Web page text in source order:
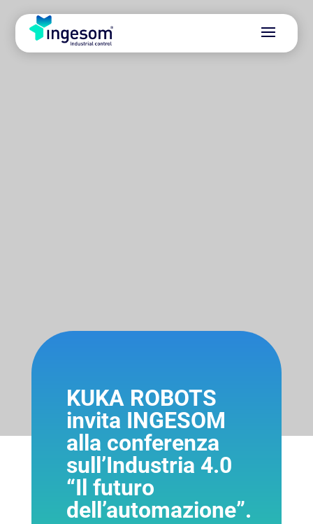
KUKA ROBOTS
invita INGESOM
alla conferenza
sull’Industria 4.0
“Il futuro
dell’automazione”.